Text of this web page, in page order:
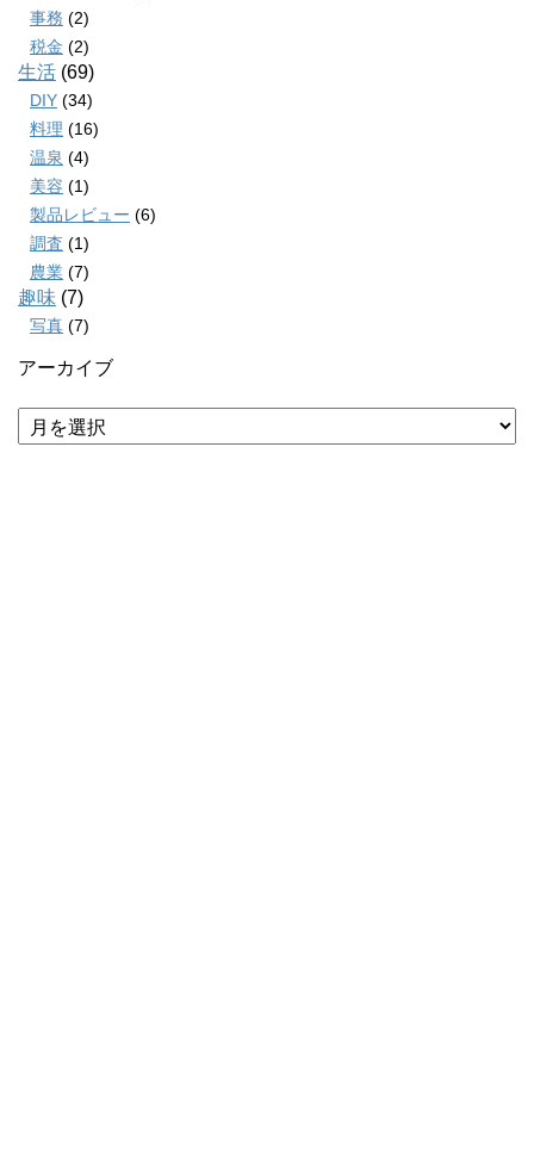
事務 (2)
税金 (2)
生活 (69)
DIY (34)
料理 (16)
温泉 (4)
美容 (1)
製品レビュー (6)
調査 (1)
農業 (7)
趣味 (7)
写真 (7)
アーカイブ
ア
ー